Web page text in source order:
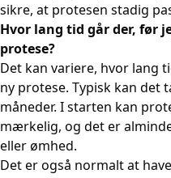
sikre, at protesen stadig
Hvor lang tid går der, før
protese?
Det kan variere, hvor lang
ny protese. Typisk kan det
måneder. I starten kan
mærkelig, og det er
eller ømhed.
Det er også normalt at